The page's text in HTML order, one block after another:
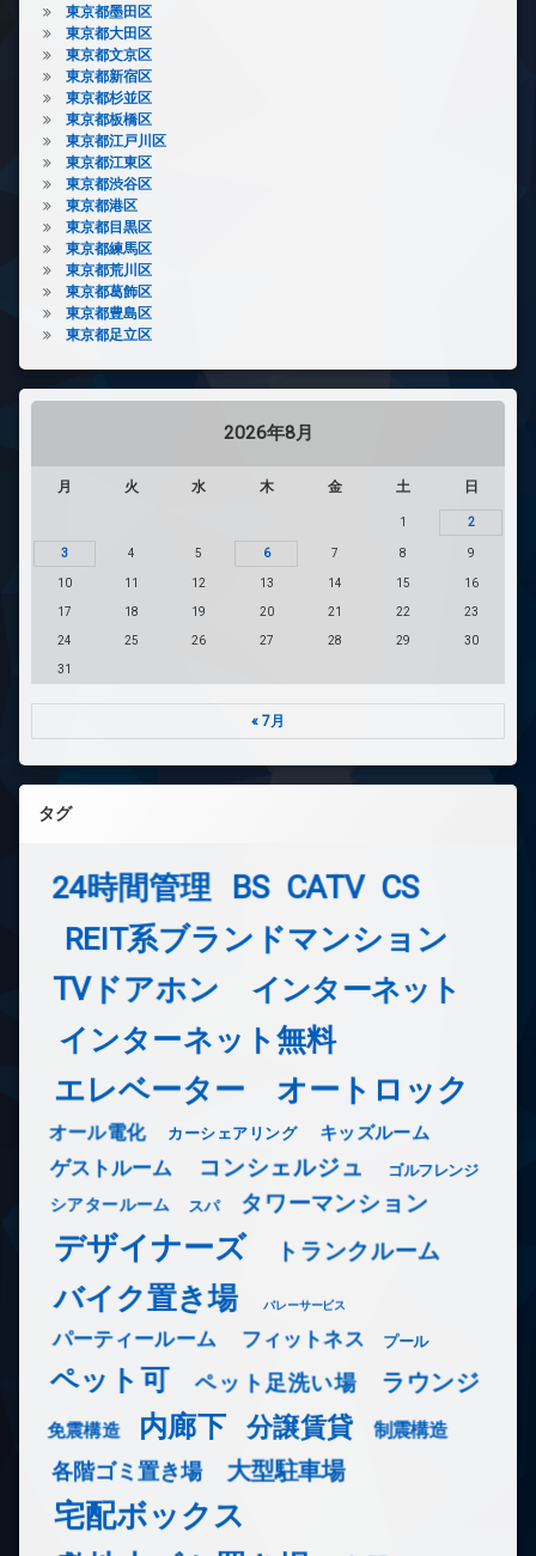
東京都墨田区
東京都大田区
東京都文京区
東京都新宿区
東京都杉並区
東京都板橋区
東京都江戸川区
東京都江東区
東京都渋谷区
東京都港区
東京都目黒区
東京都練馬区
東京都荒川区
東京都葛飾区
東京都豊島区
東京都足立区
2026年8月
月 火 水 木 金 土 日
1 2
3 4 5 6 7 8 9
10 11 12 13 14 15 16
17 18 19 20 21 22 23
24 25 26 27 28 29 30
31
« 7月
タグ
24時間管理 BS CATV CS
REIT系ブランドマンション
TVドアホン インターネット
インターネット無料
エレベーター オートロック
オール電化 カーシェアリング キッズルーム
ゲストルーム コンシェルジュ ゴルフレンジ
シアタールーム スパ タワーマンション
デザイナーズ トランクルーム
バイク置き場 バレーサービス
パーティールーム フィットネス プール
ペット可 ペット足洗い場 ラウンジ
免震構造 内廊下 分譲賃貸 制震構造
各階ゴミ置き場 大型駐車場
宅配ボックス